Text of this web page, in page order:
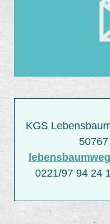
KGS
0221/97 94 24